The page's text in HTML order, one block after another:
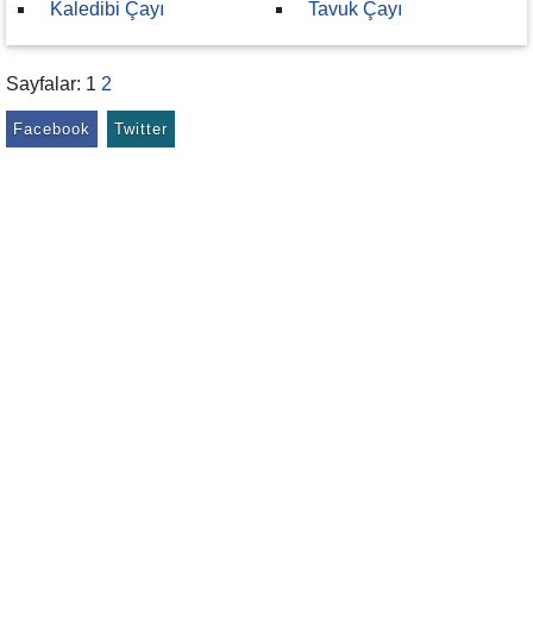
Kaledibi Çayı Tavuk Çayı
Sayfalar: 1 2
Facebook Twitter